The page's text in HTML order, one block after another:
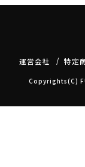
運営会社 特定
Copyrights(C)